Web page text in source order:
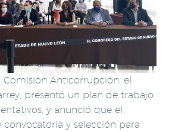
Comisión Anticorrupción, el
presentó un plan de trabajo
y anunció que el
y selección para